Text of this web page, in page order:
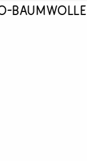
Baumwolle